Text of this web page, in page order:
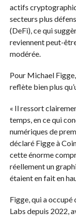
actifs
secteurs plus
(DeFi), ce qui
reviennent peut-
modérée.
Pour Michael
reflète bien plus
« Il ressort
temps, en ce qui
numériques de
déclaré Figge à
cette énorme
réellement un
étaient en fait en
Figge, qui a
Labs depuis 2022,